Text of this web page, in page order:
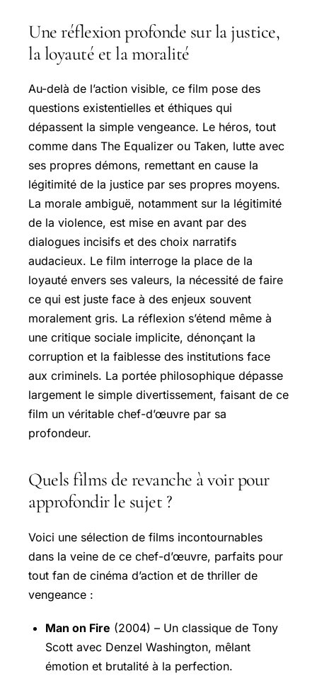
Une réflexion profonde sur la justice,
la loyauté et la moralité
Au-delà de l’action visible, ce film pose des
questions existentielles et éthiques qui
dépassent la simple vengeance. Le héros, tout
comme dans The Equalizer ou Taken, lutte avec
ses propres démons, remettant en cause la
légitimité de la justice par ses propres moyens.
La morale ambiguë, notamment sur la légitimité
de la violence, est mise en avant par des
dialogues incisifs et des choix narratifs
audacieux. Le film interroge la place de la
loyauté envers ses valeurs, la nécessité de faire
ce qui est juste face à des enjeux souvent
moralement gris. La réflexion s’étend même à
une critique sociale implicite, dénonçant la
corruption et la faiblesse des institutions face
aux criminels. La portée philosophique dépasse
largement le simple divertissement, faisant de ce
film un véritable chef-d’œuvre par sa
profondeur.
Quels films de revanche à voir pour
approfondir le sujet ?
Voici une sélection de films incontournables
dans la veine de ce chef-d’œuvre, parfaits pour
tout fan de cinéma d’action et de thriller de
vengeance :
Man on Fire (2004) – Un classique de Tony
Scott avec Denzel Washington, mêlant
émotion et brutalité à la perfection.